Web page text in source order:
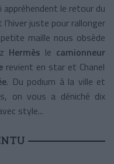
appréhendent le retour du
juste pour rallonger
maille nous obsède
Hermès le camionneur
revient en star et Chanel
. Du podium à la ville et
on vous a déniché dix
style...